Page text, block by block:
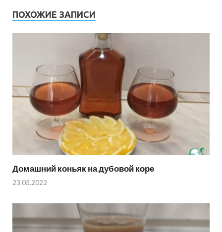
ПОХОЖИЕ ЗАПИСИ
Домашний коньяк на дубовой коре
23.03.2022